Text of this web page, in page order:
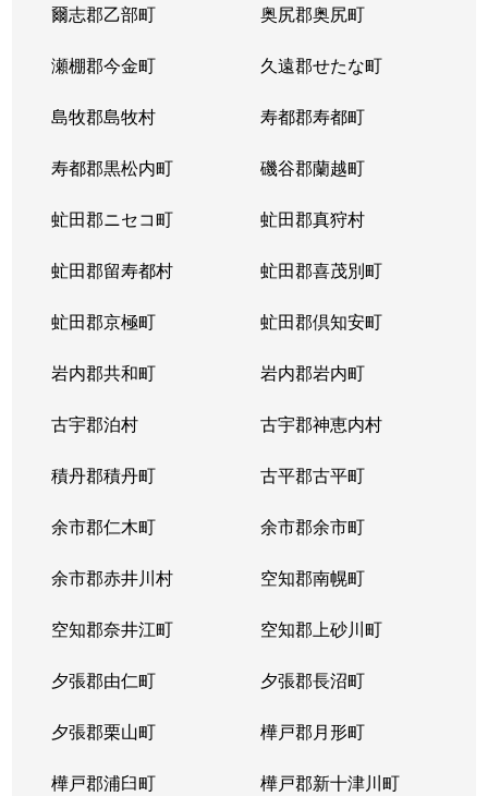
爾志郡乙部町 奥尻郡奥尻町
瀬棚郡今金町 久遠郡せたな町
島牧郡島牧村 寿都郡寿都町
寿都郡黒松内町 磯谷郡蘭越町
虻田郡ニセコ町 虻田郡真狩村
虻田郡留寿都村 虻田郡喜茂別町
虻田郡京極町 虻田郡倶知安町
岩内郡共和町 岩内郡岩内町
古宇郡泊村 古宇郡神恵内村
積丹郡積丹町 古平郡古平町
余市郡仁木町 余市郡余市町
余市郡赤井川村 空知郡南幌町
空知郡奈井江町 空知郡上砂川町
夕張郡由仁町 夕張郡長沼町
夕張郡栗山町 樺戸郡月形町
樺戸郡浦臼町 樺戸郡新十津川町